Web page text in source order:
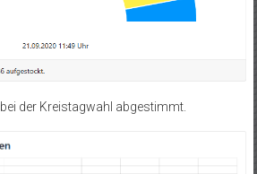
bei der Kreistagwahl abgestimmt.